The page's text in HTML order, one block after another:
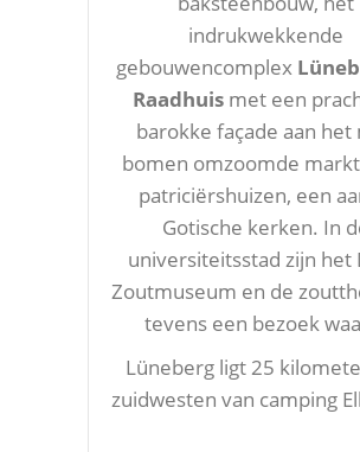
indrukwekkende
gebouwencomplex
Raadhuis met een
barokke façade aan het
bomen omzoomde
patriciërshuizen, een
Gotische kerken. In
universiteitsstad zijn het
Zoutmuseum en de
tevens een bezoek
Lüneberg ligt 25
zuidwesten van camping